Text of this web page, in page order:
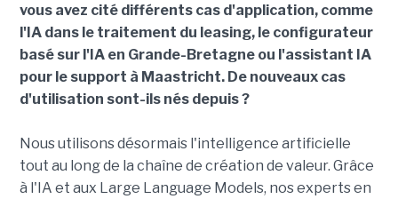
vous avez cité différents cas d'application, comme
l'IA dans le traitement du leasing, le configurateur
basé sur l'IA en Grande-Bretagne ou l'assistant IA
pour le support à Maastricht. De nouveaux cas
d'utilisation sont-ils nés depuis ?
Nous utilisons désormais l'intelligence artificielle
tout au long de la chaîne de création de valeur. Grâce
à l'IA et aux Large Language Models, nos experts en